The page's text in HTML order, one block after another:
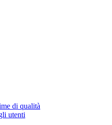
di qualità
utenti